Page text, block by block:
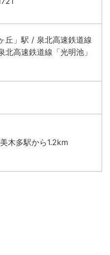
丘」駅 / 泉北高速鉄道線
北高速鉄道線「光明池」
木多駅から1.2km